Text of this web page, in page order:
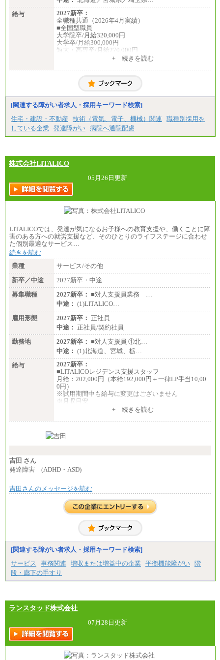
給与
2027新卒：
全職種共通（2026年4月実績）
■全国型職員
大学院卒/月給320,000円
大学卒/月給300,000円
短大・高専卒/月給270,000円
大学院卒/月給256,000円～288,000円
大学卒/月給240,000円～270,000円
短大・高専卒/月給216,000円～243,000円
■特定職員※
大学院卒/月給234,000円～263,000円
大学卒/月給219,000円～246,000円
短大・高専卒/月給197,000円～222,000円
※拠点型職員、特定職員の給与は、生活の拠点が定
す。
中途：
全職種共通
月給制
226,600円～390,100円（勤務地域等により異なりま
す）
・ご経験やスキルを考慮し、選考の中で決定いたし
ます。
+ 続きを読む
[関連する障がい者求人・採用キーワード検索]
住宅・建設・不動産
技術（電気、電子、機械）関連
職種別採用を
している企業
発達障がい 病院へ通院配慮
株式会社LITALICO
05月26日更新
LITALICOでは、発達が気になるお子様への教育支援や、働くことに障
害のある方への就労支援など、そのひとりのライフステージに合わせ
た個別最適なサービス…
続きを読む
業種
サービス/その他
新卒／中途
2027新卒・中途
募集職種
2027新卒： ■対人支援員業務 …
中途： (1)LITALICO…
雇用形態
2027新卒： 正社員
中途： 正社員/契約社員
勤務地
2027新卒： ■対人支援員 ①北…
中途： (1)北海道、宮城、栃…
給与
2027新卒：
■LITALICOレジデンス支援スタッフ
月給：202,000円（本給192,000円＋一律LP手当10,00
0円）
※試用期間中も給与に変更はございません
※月収目安
夜勤回数により変動
条件あり）
■その他職種共通
月給：25万3,400円～
※20時間を超過した場合は別途支給
中途：
(1)(2)月給：25万3400円～28万5900円
※20時間を超過した場合は別途支給
※試用期間中も給与に変更はございません
+ 続きを読む
吉田 さん
発達障害 (ADHD・ASD)
吉田さんのメッセージを読む
[関連する障がい者求人・採用キーワード検索]
サービス
事務関連 増収または増益中の企業 平衡機能障がい 階
段・廊下の手すり
ランスタッド株式会社
07月28日更新